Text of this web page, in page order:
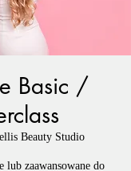
Basic /
Beauty Studio
lub zaawansowane do